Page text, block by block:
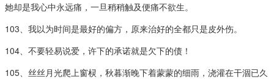
她却是我心中永远痛，一旦稍稍触及便痛不欲生。
103、我以为时间是最好的偏方，原来治好的全都只是皮外伤。
104、不要轻易说爱，许下的承诺就是欠下的债！
105、丝丝月光爬上窗棂，秋暮渐晚下着蒙蒙的细雨，浇灌在干涸已久